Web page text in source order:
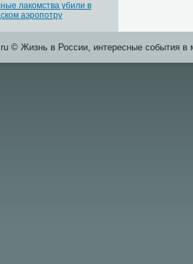
лакомства убили в
аэропотру
© Жизнь в России, интересные события в